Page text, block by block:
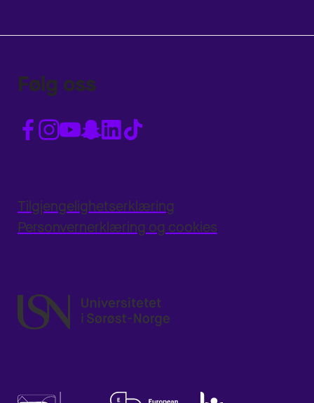
Følg oss
Tilgjengelighetserklæring
Personvernerklæring og cookies